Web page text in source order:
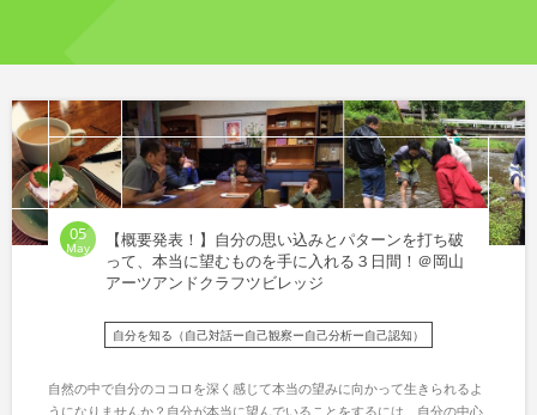
05
May
【概要発表！】自分の思い込みとパターンを打ち破
って、本当に望むものを手に入れる３日間！＠岡山
アーツアンドクラフツビレッジ
自分を知る（自己対話ー自己観察ー自己分析ー自己認知）
自然の中で自分のココロを深く感じて本当の望みに向かって生きられるよ
うになりませんか？自分が本当に望んでいることをするには、自分の中心